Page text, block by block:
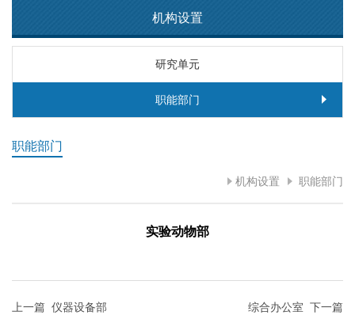
机构设置
研究单元
职能部门
职能部门
机构设置 职能部门
实验动物部
上一篇 仪器设备部 下一篇
综合办公室